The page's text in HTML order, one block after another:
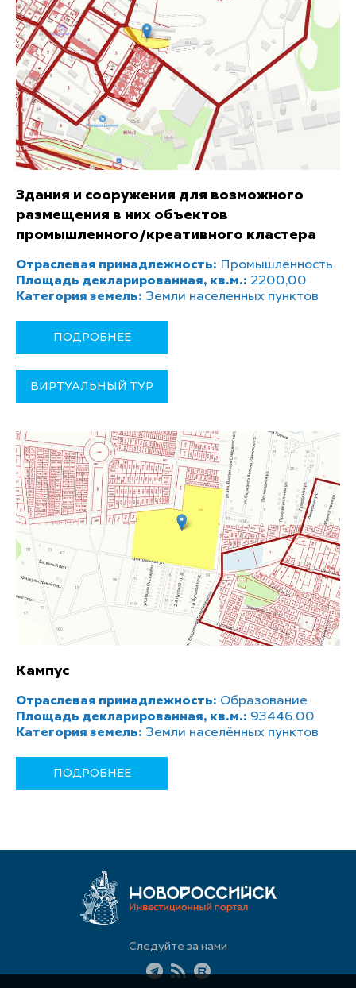
Здания и сооружения для возможного
размещения в них объектов
промышленного/креативного кластера
Отраслевая принадлежность: Промышленность
Площадь декларированная, кв.м.: 2200,00
Категория земель: Земли населенных пунктов
ПОДРОБНЕЕ
ВИРТУАЛЬНЫЙ ТУР
Кампус
Отраслевая принадлежность: Образование
Площадь декларированная, кв.м.: 93446.00
Категория земель: Земли населённых пунктов
ПОДРОБНЕЕ
Следуйте за нами